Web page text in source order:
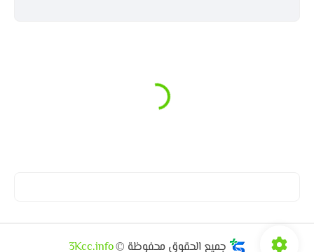
جميع الحقوق محفوظة ©3Kcc.info